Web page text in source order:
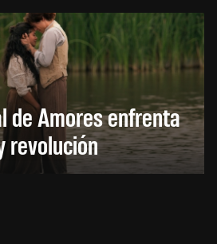
de Amores enfrenta
revolución